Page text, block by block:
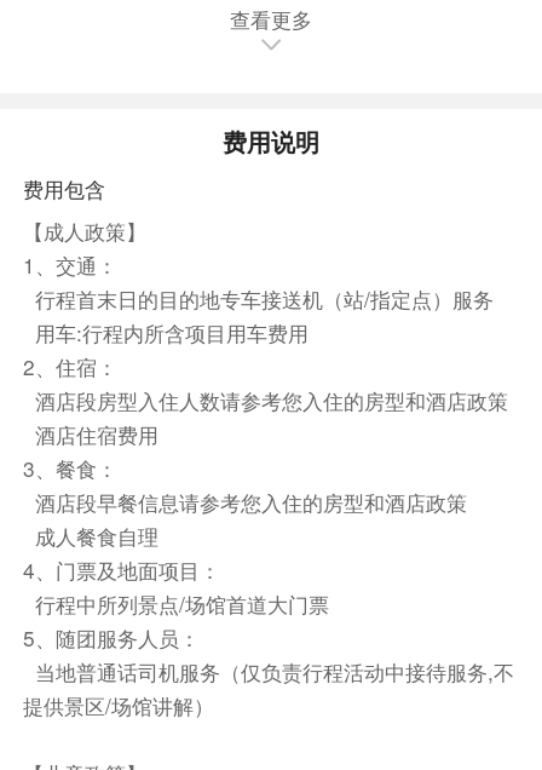
自由女神像环岛游船，不上岛
含体验-自由女神像游船
酒店同上
餐饮
早餐：自理
住宿
自选酒店
第4天
餐饮
早餐：
中餐：
晚餐：
住宿
第5天 【纽约市区游览】哥伦比亚大学-大都会博物馆-
中央公园-纽约五大观景台任选1（含中文陪同兼司机|
包车·限10小时）
早餐后，纽约市区游览
查看更多
费用说明
费用包含
【成人政策】
1、交通：
行程首末日的目的地专车接送机（站/指定点）服务
用车:行程内所含项目用车费用
2、住宿：
酒店段房型入住人数请参考您入住的房型和酒店政策
酒店住宿费用
3、餐食：
酒店段早餐信息请参考您入住的房型和酒店政策
成人餐食自理
4、门票及地面项目：
行程中所列景点/场馆首道大门票
5、随团服务人员：
当地普通话司机服务（仅负责行程活动中接待服务,不
提供景区/场馆讲解）